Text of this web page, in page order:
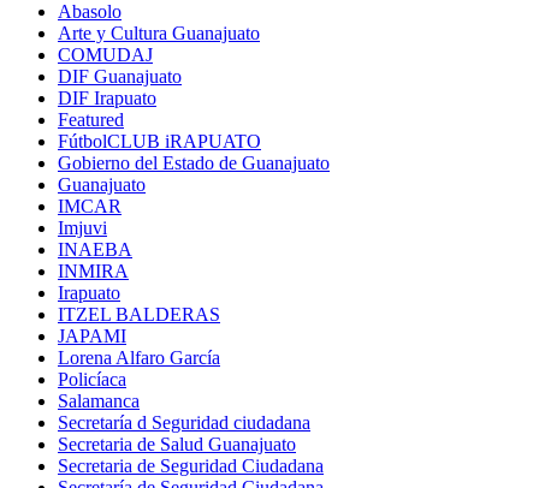
Abasolo
Arte y Cultura Guanajuato
COMUDAJ
DIF Guanajuato
DIF Irapuato
Featured
FútbolCLUB iRAPUATO
Gobierno del Estado de Guanajuato
Guanajuato
IMCAR
Imjuvi
INAEBA
INMIRA
Irapuato
ITZEL BALDERAS
JAPAMI
Lorena Alfaro García
Policíaca
Salamanca
Secretaría d Seguridad ciudadana
Secretaria de Salud Guanajuato
Secretaria de Seguridad Ciudadana